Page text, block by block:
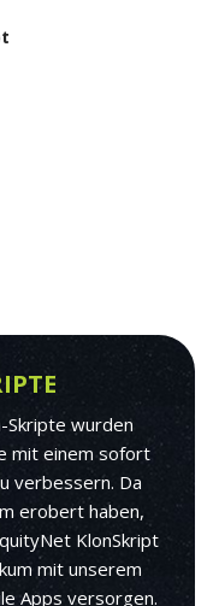
Skripte wurden
mit einem sofort
verbessern. Da
erobert haben,
KlonSkript
mit unserem
Apps versorgen.